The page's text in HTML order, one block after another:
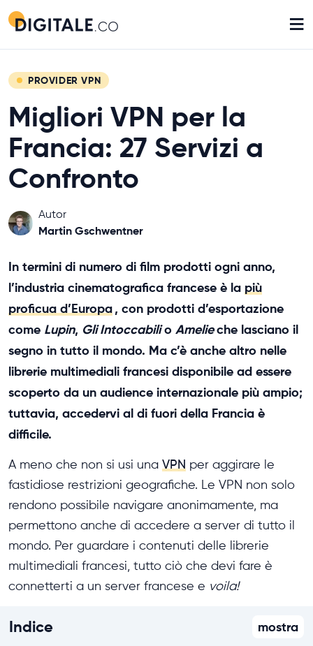
≡
PROVIDER VPN
Migliori VPN per la
Francia: 27 Servizi a
Confronto
Autor
Martin Gschwentner
In termini di numero di film prodotti ogni anno,
l’industria cinematografica francese è la più
proficua d’Europa, con prodotti d’esportazione
come Lupin, Gli Intoccabilio Amelieche lasciano il
segno in tutto il mondo. Ma c’è anche altro nelle
librerie multimediali francesi disponibile ad essere
scoperto da un audience internazionale più ampio;
tuttavia, accedervi al di fuori della Francia è
difficile.
A meno che non si usi una VPN per aggirare le
fastidiose restrizioni geografiche. Le VPN non solo
rendono possibile navigare anonimamente, ma
permettono anche di accedere a server di tutto il
mondo. Per guardare i contenuti delle librerie
multimediali francesi, tutto ciò che devi fare è
connetterti a un server francese e voila!
Indice mostra